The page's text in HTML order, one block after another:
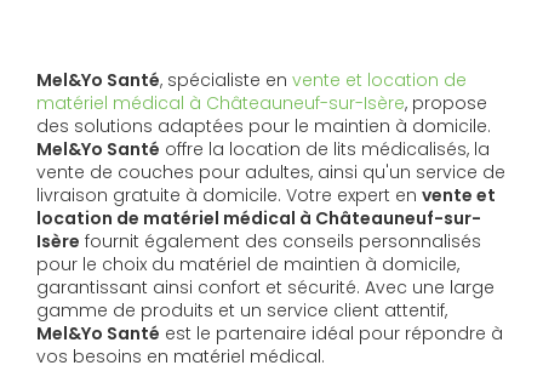
Mel&Yo Santé, spécialiste en vente et location de
matériel médical à Châteauneuf-sur-Isère, propose
des solutions adaptées pour le maintien à domicile.
Mel&Yo Santé offre la location de lits médicalisés, la
vente de couches pour adultes, ainsi qu'un service de
livraison gratuite à domicile. Votre expert en vente et
location de matériel médical à Châteauneuf-sur-
Isère fournit également des conseils personnalisés
pour le choix du matériel de maintien à domicile,
garantissant ainsi confort et sécurité. Avec une large
gamme de produits et un service client attentif,
Mel&Yo Santé est le partenaire idéal pour répondre à
vos besoins en matériel médical.